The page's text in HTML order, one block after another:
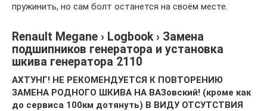
пружинить, но сам болт останется на своём месте.
Renault Megane › Logbook › Замена
подшипников генератора и установка
шкива генератора 2110
АХТУНГ! НЕ РЕКОМЕНДУЕТСЯ К ПОВТОРЕНИЮ
ЗАМЕНА РОДНОГО ШКИВА НА ВАЗовский! (кроме как
до сервиса 100км дотянуть) В ВИДУ ОТСУТСТВИЯ